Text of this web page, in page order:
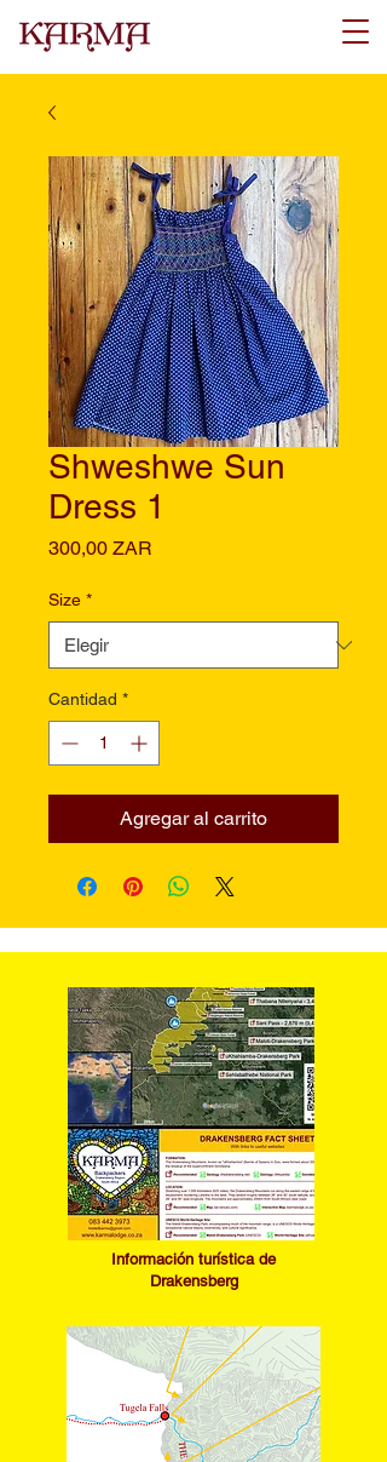
Shweshwe Sun
Dress 1
300,00 ZAR
Size *
Cantidad *
Agregar al carrito
Información turística de
Drakensberg